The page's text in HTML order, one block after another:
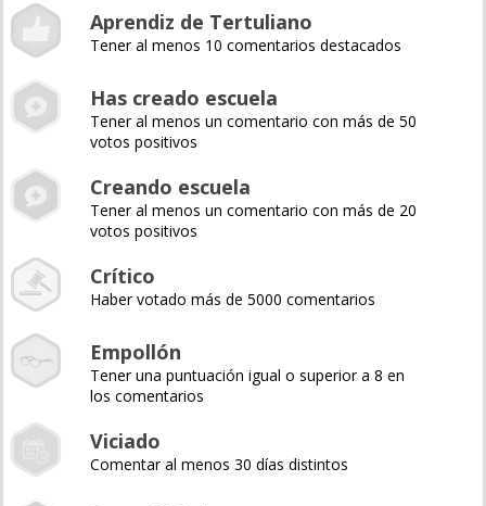
Aprendiz de Tertuliano
Tener al menos 10 comentarios destacados
Has creado escuela
Tener al menos un comentario con más de 50
votos positivos
Creando escuela
Tener al menos un comentario con más de 20
votos positivos
Crítico
Haber votado más de 5000 comentarios
Empollón
Tener una puntuación igual o superior a 8 en
los comentarios
Viciado
Comentar al menos 30 días distintos